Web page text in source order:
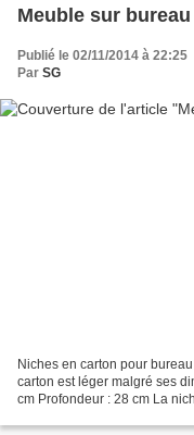
Meuble sur bureau
Publié le 02/11/2014 à 22:25
Par SG
Niches en carton pour
carton est léger malgré ses
cm Profondeur : 28 cm La